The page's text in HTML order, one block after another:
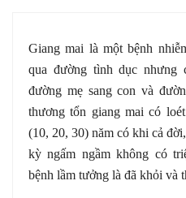
Giang mai là một bệnh
qua đường tình dục nhưng
đường mẹ sang con và
thương tổn giang mai có
(10, 20, 30) năm có khi cả
kỳ ngấm ngầm không có
bệnh lầm tưởng là đã khỏi và